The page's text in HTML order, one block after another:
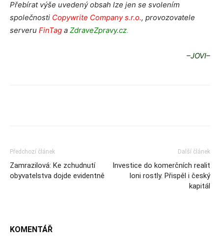
Přebírat výše uvedený obsah lze jen se svolením
společnosti Copywrite Company s.r.o., provozovatele
serveru FinTag a ZdraveZpravy.cz.
–JOVI–
Předchozí článek
Zamrazilová: Ke zchudnutí
obyvatelstva dojde evidentně
Další článek
Investice do komerčních realit
loni rostly. Přispěl i český
kapitál
KOMENTÁŘ